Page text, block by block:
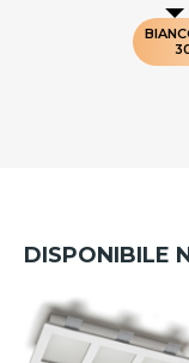
DISPONIBILE